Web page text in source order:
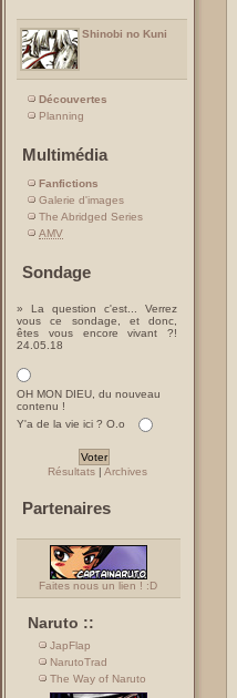
Shinobi no Kuni
Découvertes
Planning
Multimédia
Fanfictions
Galerie d'images
The Abridged Series
AMV
Sondage
» La question c'est... Verrez
vous ce sondage, et donc,
êtes vous encore vivant ?!
24.05.18
OH MON DIEU, du nouveau
contenu !
Y'a de la vie ici ? O.o
Résultats| Archives
Partenaires
Faites nous un lien ! :D
Naruto ::
JapFlap
NarutoTrad
The Way of Naruto